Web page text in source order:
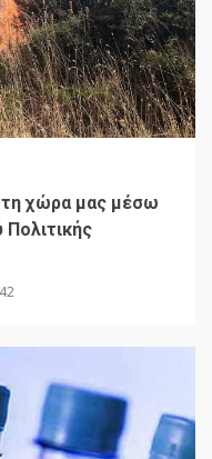
τη χώρα μας μέσω